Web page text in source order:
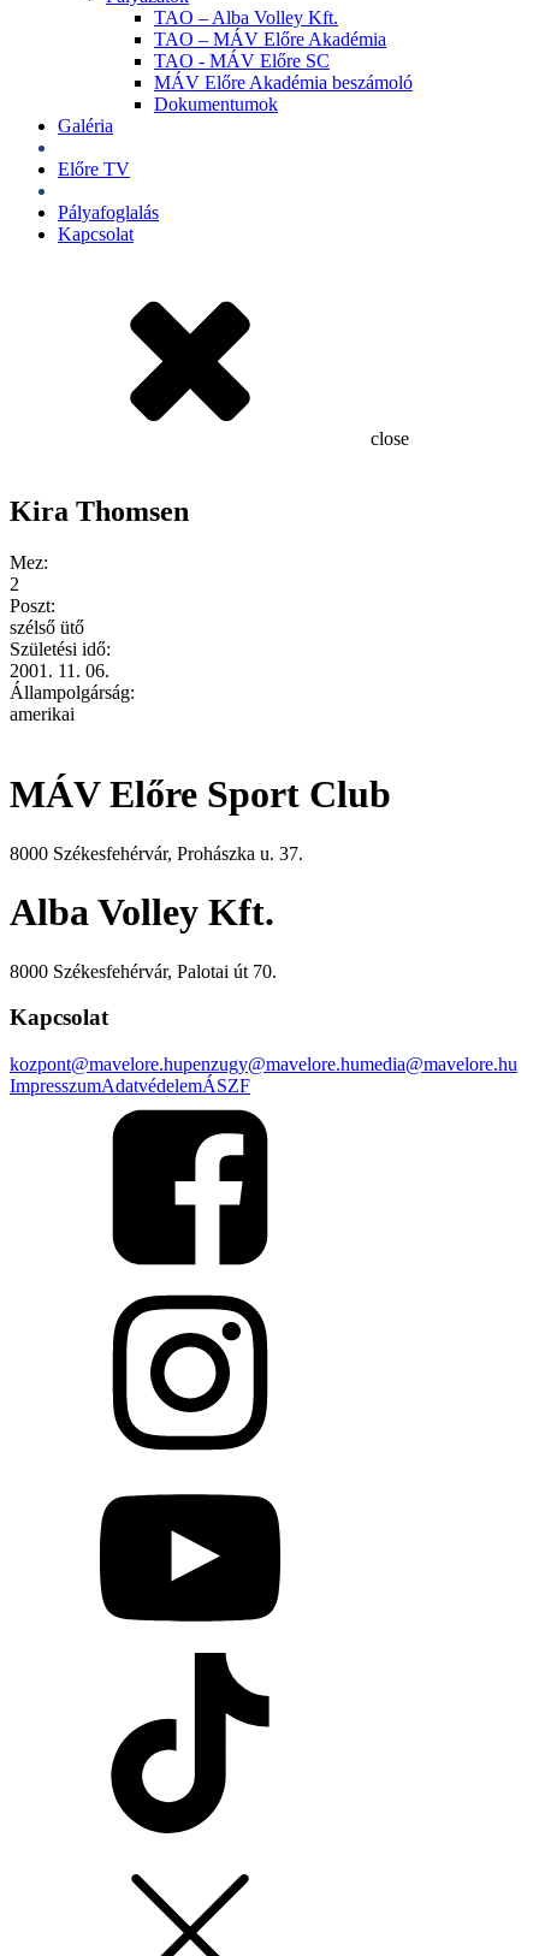
TAO – Alba Volley Kft.
TAO – MÁV Előre Akadémia
TAO - MÁV Előre SC
MÁV Előre Akadémia beszámoló
Dokumentumok
Galéria
Előre TV
Pályafoglalás
Kapcsolat
close
Kira Thomsen
Mez:
2
Poszt:
szélső ütő
Születési idő:
2001. 11. 06.
Állampolgárság:
amerikai
MÁV Előre Sport Club
8000 Székesfehérvár, Prohászka u. 37.
Alba Volley Kft.
8000 Székesfehérvár, Palotai út 70.
Kapcsolat
kozpont@mavelore.hupenzugy@mavelore.humedia@mavelore.hu
ImpresszumAdatvédelemÁSZF